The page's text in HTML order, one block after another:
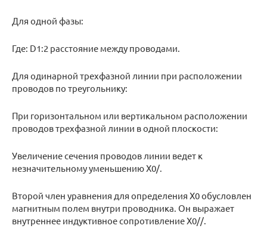
Для одной фазы:
Где: D1:2 расстояние между проводами.
Для одинарной трехфазной линии при расположении
проводов по треугольнику:
При горизонтальном или вертикальном расположении
проводов трехфазной линии в одной плоскости:
Увеличение сечения проводов линии ведет к
незначительному уменьшению Х0/.
Второй член уравнения для определения X0 обусловлен
магнитным полем внутри проводника. Он выражает
внутреннее индуктивное сопротивление Х0//.